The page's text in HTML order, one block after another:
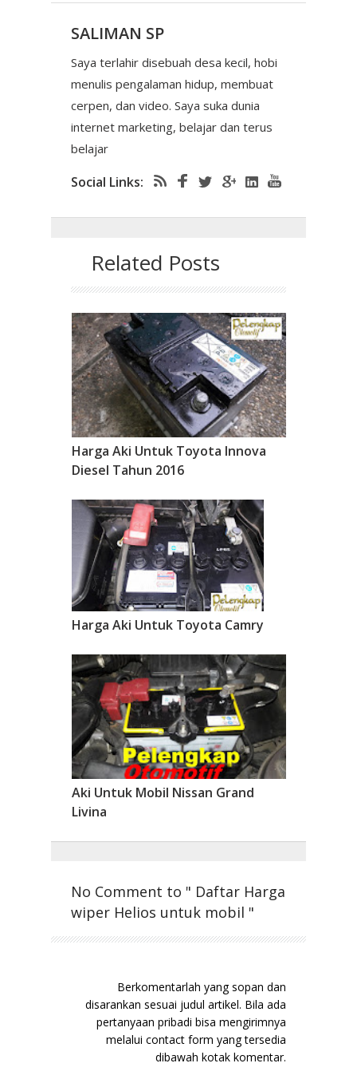
SALIMAN SP
Saya terlahir disebuah desa kecil, hobi
menulis pengalaman hidup, membuat
cerpen, dan video. Saya suka dunia
internet marketing, belajar dan terus
belajar
Social Links:
Related Posts
Harga Aki Untuk Toyota Innova
Diesel Tahun 2016
Harga Aki Untuk Toyota Camry
Aki Untuk Mobil Nissan Grand
Livina
No Comment to " Daftar Harga
wiper Helios untuk mobil "
Berkomentarlah yang sopan dan
disarankan sesuai judul artikel. Bila ada
pertanyaan pribadi bisa mengirimnya
melalui contact form yang tersedia
dibawah kotak komentar.